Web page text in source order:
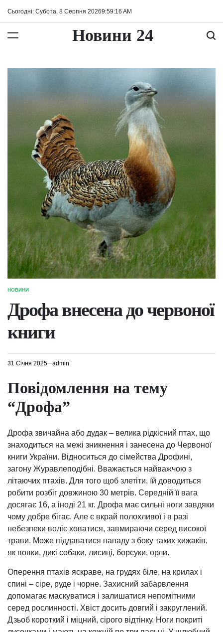
Сьогодні: Субота, 8 Серпня 20269:59:17 AM
Новини 24
ОПУБЛІКУВАТИ
НОВИНИ
Дрофа внесена до червоної
книги
31 Січня 2025 admin
Повідомлення на тему
“Дрофа”
Дрофа звичайна або дудак – велика рідкісний птах, що
знаходиться на межі зникнення і занесена до Червоної
книги України. Відноситься до сімейства Дрофині,
загону Журавлеподібні. Вважається найважчою з
літаючих птахів. Для того щоб злетіти, їй доводиться
робити розбіг довжиною 30 метрів. Середній її вага
досягає 16, а іноді 21 кг. Дрофа має сильні ноги завдяки
чому добре бігає. Але є вкрай полохливої ​​і в разі
небезпеки воліє ховатися, завмираючи серед високої
трави. Може піддаватися нападу з боку таких хижаків,
як вовки, дикі собаки, лисиці, борсуки, орли.
Оперення птахів яскраве, на грудях біле, на крилах і
спині – сіре, руде і чорне. Захисний забарвлення
допомагає маскуватися і залишатися непомітними
серед рослинності. Хвіст досить довгий і закруглений.
Дзьоб короткий і міцний, сірого відтінку. Ноги покриті